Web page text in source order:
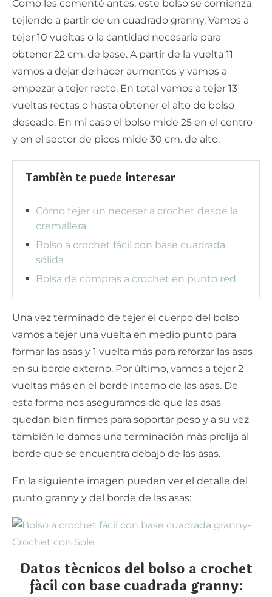
Como les comenté antes, este bolso se comienza
tejiendo a partir de un cuadrado granny. Vamos a
tejer 10 vueltas o la cantidad necesaria para
obtener 22 cm. de base. A partir de la vuelta 11
vamos a dejar de hacer aumentos y vamos a
empezar a tejer recto. En total vamos a tejer 13
vueltas rectas o hasta obtener el alto de bolso
deseado. En mi caso el bolso mide 25 en el centro
y en el sector de picos mide 30 cm. de alto.
También te puede interesar
Cómo tejer un neceser a crochet desde la
cremallera
Bolso a crochet fácil con base cuadrada
sólida
Bolsa de compras a crochet en punto red
Una vez terminado de tejer el cuerpo del bolso
vamos a tejer una vuelta en medio punto para
formar las asas y 1 vuelta más para reforzar las asas
en su borde externo. Por último, vamos a tejer 2
vueltas más en el borde interno de las asas. De
esta forma nos aseguramos de que las asas
quedan bien firmes para soportar peso y a su vez
también le damos una terminación más prolija al
borde que se encuentra debajo de las asas.
En la siguiente imagen pueden ver el detalle del
punto granny y del borde de las asas:
Datos técnicos del bolso a crochet
fácil con base cuadrada granny: